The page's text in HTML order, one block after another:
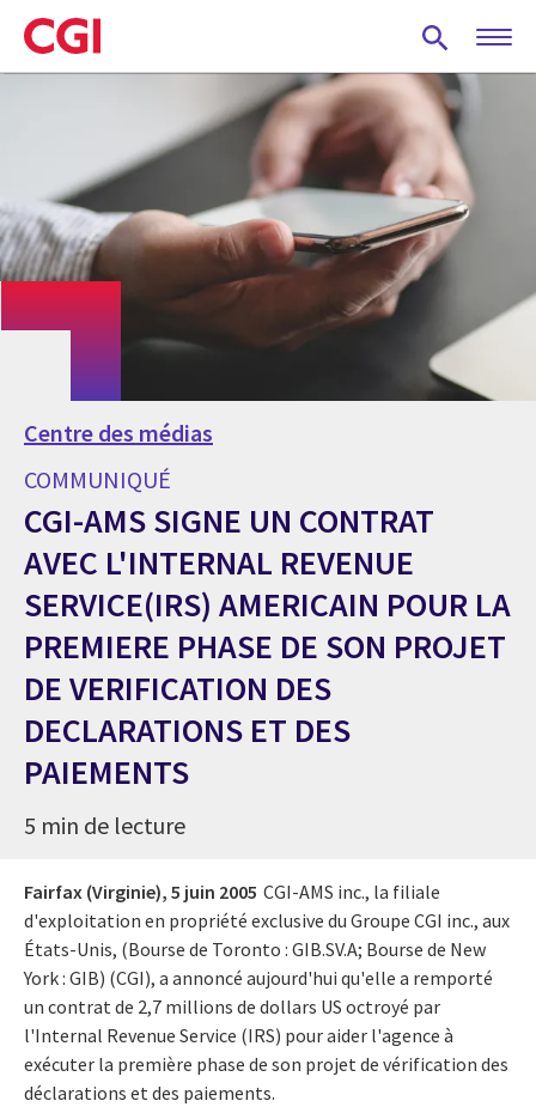
Skip
to
main
Centre des médias
COMMUNIQUÉ
CGI-AMS SIGNE UN CONTRAT
AVEC L'INTERNAL REVENUE
SERVICE(IRS) AMERICAIN POUR LA
PREMIERE PHASE DE SON PROJET
DE VERIFICATION DES
DECLARATIONS ET DES
PAIEMENTS
5 min de lecture
Fairfax (Virginie), 5 juin 2005 CGI-AMS inc., la filiale
d'exploitation en propriété exclusive du Groupe CGI inc., aux
États-Unis, (Bourse de Toronto : GIB.SV.A; Bourse de New
York : GIB) (CGI), a annoncé aujourd'hui qu'elle a remporté
un contrat de 2,7 millions de dollars US octroyé par
l'Internal Revenue Service (IRS) pour aider l'agence à
exécuter la première phase de son projet de vérification des
déclarations et des paiements.